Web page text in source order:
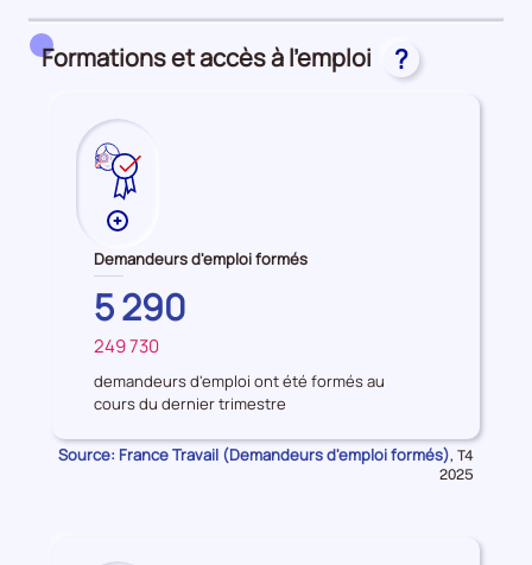
Formations et accès à l'emploi ?
Plus
de
données
sur
les
Demandeurs
d'emploi
formés
Demandeurs d'emploi formés
HAUTS-
DE-
SEINE
5 290
FRANCE
249 730
demandeurs d'emploi ont été formés au
cours du dernier trimestre
Source: France Travail (Demandeurs d'emploi formés), Données
pour
T4
2025